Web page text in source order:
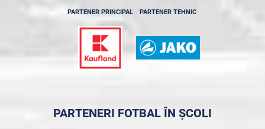
PARTENER PRINCIPAL PARTENER TEHNIC
PARTENERI FOTBAL ÎN ȘCOLI